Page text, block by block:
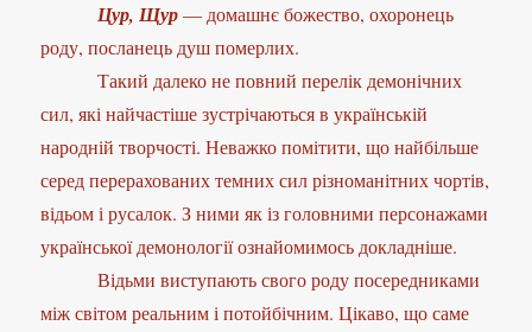
Цур, Щур— домашнє божество, охоронець
роду, посланець душ померлих.
Такий далеко не повний перелік демонічних
сил, які найчастіше зустрічаються в українській
народній творчості. Неважко помітити, що найбільше
серед перерахованих темних сил різноманітних чортів,
відьом і русалок. З ними як із головними персонажами
української демонології ознайомимось докладніше.
Відьми виступають свого роду посередниками
між світом реальним і потойбічним. Цікаво, що саме